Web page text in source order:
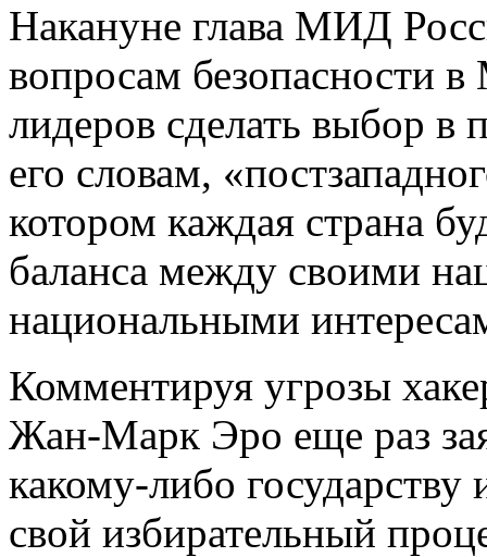
Накануне глава МИД
вопросам безопасности
лидеров сделать выбор в
его словам,
котором каждая страна
баланса между своими
национальными
Комментируя угрозы
Жан-Марк Эро еще раз
какому-либо
свой избирательный